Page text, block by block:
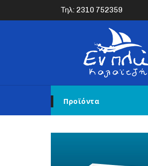
Τηλ: 2310 752359
Προϊόντα